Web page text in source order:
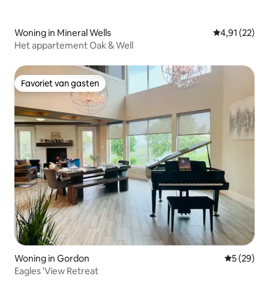
Woning in Mineral Wells Gemiddelde
4,91 (22)
Het appartement Oak & Well
Favoriet van gasten
Favoriet van gasten
Woning in Gordon
5 (29)
Eagles 'View Retreat